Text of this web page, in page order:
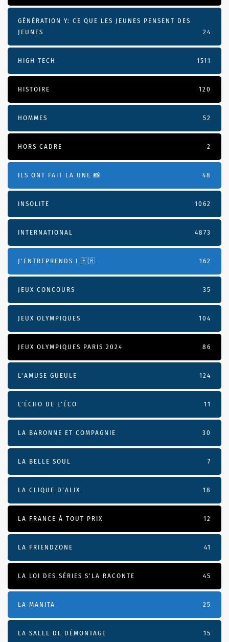
GÉNÉRATION Y: CE QUE LES JEUNES PENSENT DES
JEUNES
24
HIGH TECH 1511
HISTOIRE 120
HOMMES 52
HORS CADRE 2
ILS ONT FAIT LA UNE 📸 48
INSOLITE 1062
INTERNATIONAL 4873
J'ENTREPRENDS ! 🇫🇷 162
JEUX CONCOURS 35
JEUX OLYMPIQUES 104
JEUX OLYMPIQUES PARIS 2024 86
L'AMUSE GUEULE 124
L’ÉCHO DE L’ÉCO 11
LA BARONNE ET COMPAGNIE 30
LA BELLE SOUL 7
LA CLIQUE D'ALIX 18
LA FRANCE À TOUT PRIX 12
LA FRIENDZONE 41
LA LOI DES SÉRIES S'LA RACONTE 45
LA MANITA 25
LA SALLE DE DÉMONTAGE 15